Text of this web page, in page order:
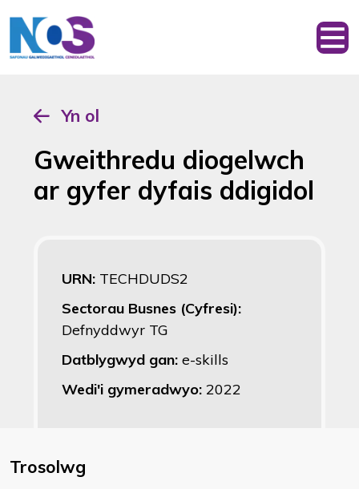
Yn ol
Gweithredu diogelwch
ar gyfer dyfais ddigidol
URN: TECHDUDS2
Sectorau Busnes (Cyfresi):
Defnyddwyr TG
Datblygwyd gan: e-skills
Wedi'i gymeradwyo: 2022
Trosolwg